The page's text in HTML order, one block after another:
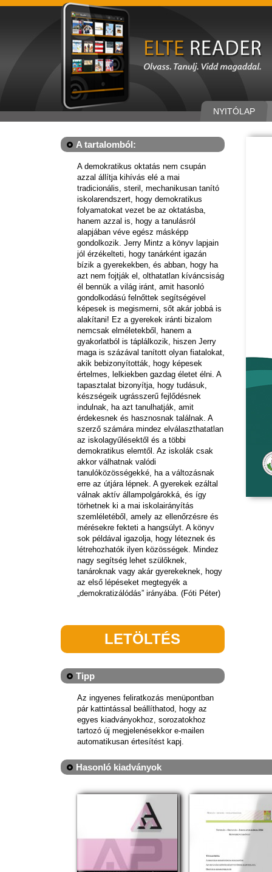
NYITÓLAP
A tartalomból:
A demokratikus oktatás nem csupán
azzal állítja kihívás elé a mai
tradicionális, steril, mechanikusan tanító
iskolarendszert, hogy demokratikus
folyamatokat vezet be az oktatásba,
hanem azzal is, hogy a tanulásról
alapjában véve egész másképp
gondolkozik. Jerry Mintz a könyv lapjain
jól érzékelteti, hogy tanárként igazán
bízik a gyerekekben, és abban, hogy ha
azt nem fojtják el, olthatatlan kíváncsiság
él bennük a világ iránt, amit hasonló
gondolkodású felnőttek segítségével
képesek is megismerni, sőt akár jobbá is
alakítani! Ez a gyerekek iránti bizalom
nemcsak elméletekből, hanem a
gyakorlatból is táplálkozik, hiszen Jerry
maga is százával tanított olyan fiatalokat,
akik bebizonyították, hogy képesek
értelmes, lelkiekben gazdag életet élni. A
tapasztalat bizonyítja, hogy tudásuk,
készségeik ugrásszerű fejlődésnek
indulnak, ha azt tanulhatják, amit
érdekesnek és hasznosnak találnak. A
szerző számára mindez elválaszthatatlan
az iskolagyűlésektől és a többi
demokratikus elemtől. Az iskolák csak
akkor válhatnak valódi
tanulóközösségekké, ha a változásnak
erre az útjára lépnek. A gyerekek ezáltal
válnak aktív állampolgárokká, és így
törhetnek ki a mai iskolairányítás
szemléletéből, amely az ellenőrzésre és
mérésekre fekteti a hangsúlyt. A könyv
sok példával igazolja, hogy léteznek és
létrehozhatók ilyen közösségek. Mindez
nagy segítség lehet szülőknek,
tanároknak vagy akár gyerekeknek, hogy
az első lépéseket megtegyék a
„demokratizálódás” irányába. (Fóti Péter)
LETÖLTÉS
Tipp
Az ingyenes feliratkozás menüpontban
pár kattintással beállíthatod, hogy az
egyes kiadványokhoz, sorozatokhoz
tartozó új megjelenésekkor e-mailen
automatikusan értesítést kapj.
Hasonló kiadványok